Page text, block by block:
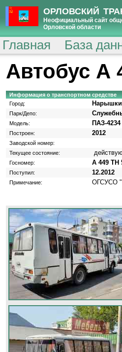
ОРЛОВСКИЙ
Неофициальный сайт
Орловской области
Главная База
Автобус А
Информация о транспортном средстве
Город:
Парк/Депо:
Модель: ПАЗ-4234
Построен: 2012
Заводской номер:
Текущее состояние:
Госномер: А 449 ТН
Поступил: 12.2012
Примечание: ОГСУСО